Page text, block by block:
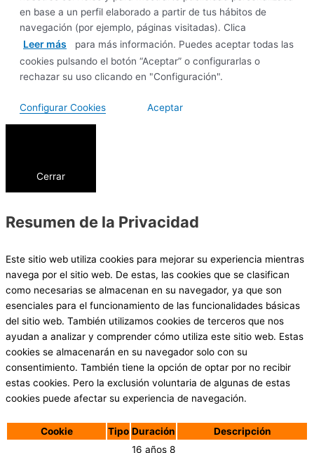
en base a un perfil elaborado a partir de tus hábitos de
navegación (por ejemplo, páginas visitadas). Clica
Leer más
para más información. Puedes aceptar todas las
cookies pulsando el botón “Aceptar” o configurarlas o
rechazar su uso clicando en "Configuración".
Configurar Cookies Aceptar
Cerrar
Resumen de la Privacidad
Este sitio web utiliza cookies para mejorar su experiencia mientras
navega por el sitio web. De estas, las cookies que se clasifican
como necesarias se almacenan en su navegador, ya que son
esenciales para el funcionamiento de las funcionalidades básicas
del sitio web. También utilizamos cookies de terceros que nos
ayudan a analizar y comprender cómo utiliza este sitio web. Estas
cookies se almacenarán en su navegador solo con su
consentimiento. También tiene la opción de optar por no recibir
estas cookies. Pero la exclusión voluntaria de algunas de estas
cookies puede afectar su experiencia de navegación.
Cookie Tipo Duración
Descripción
16 años 8